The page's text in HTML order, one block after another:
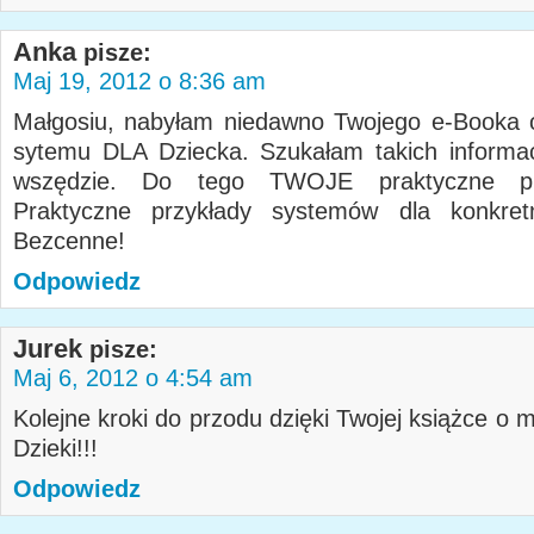
Anka pisze:
Maj 19, 2012 o 8:36 am
Małgosiu, nabyłam niedawno Twojego e-Booka
sytemu DLA Dziecka. Szukałam takich
wszędzie. Do tego TWOJE praktyczne
Praktyczne przykłady systemów dla
Bezcenne!
Odpowiedz
Jurek pisze:
Maj 6, 2012 o 4:54 am
Kolejne kroki do przodu dzięki Twojej książce o
Dzieki!!!
Odpowiedz